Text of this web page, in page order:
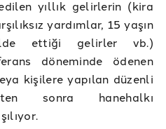
yıllık gelirlerin (kira
yardımlar, 15 yaşın
ettiği gelirler vb.)
döneminde ödenen
kişilere yapılan düzenli
sonra hanehalkı